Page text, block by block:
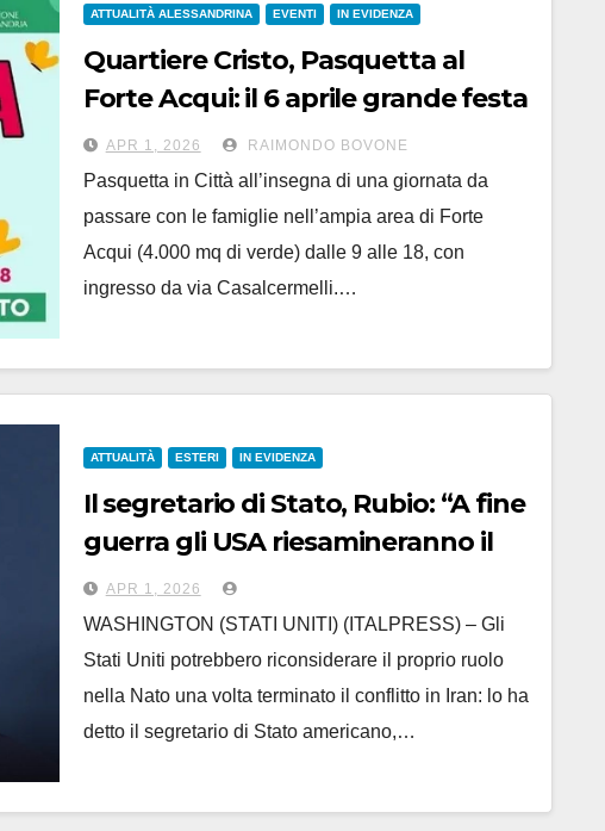
ATTUALITÀ ALESSANDRINA EVENTI IN EVIDENZA
Quartiere Cristo, Pasquetta al
Forte Acqui: il 6 aprile grande festa
per tutte le famiglie
APR 1, 2026 RAIMONDO BOVONE
Pasquetta in Città all’insegna di una giornata da
passare con le famiglie nell’ampia area di Forte
Acqui (4.000 mq di verde) dalle 9 alle 18, con
ingresso da via Casalcermelli.…
ATTUALITÀ ESTERI IN EVIDENZA
Il segretario di Stato, Rubio: “A fine
guerra gli USA riesamineranno il
rapporto con la NATO”
APR 1, 2026
WASHINGTON (STATI UNITI) (ITALPRESS) – Gli
Stati Uniti potrebbero riconsiderare il proprio ruolo
nella Nato una volta terminato il conflitto in Iran: lo ha
detto il segretario di Stato americano,…